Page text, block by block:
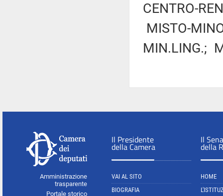
CENTRO-
MISTO-
MIN.LING.;
Amministrazione
trasparente
Portale storico
Il Presidente
della Camera
VAI AL SITO
BIOGRAFIA
Il
della
HOME